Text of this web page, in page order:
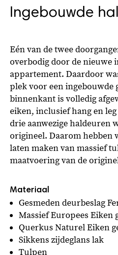
Ingebouwde
Eén van de twee
overbodig door de nieuwe
appartement. Daardoor
plek voor een ingebouwde
binnenkant is volledig
eiken, inclusief hang en
drie aanwezige haldeuren
origineel. Daarom hebben
laten maken van massief
maatvoering van de
Gesmeden deurbeslag
Massief Europees Eiken
Querkus Naturel Eiken
Sikkens zijdeglans lak
Tulpen